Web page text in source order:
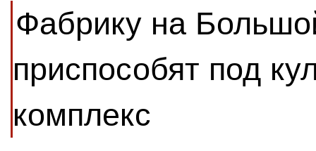
Фабрику на
приспособят под
комплекс